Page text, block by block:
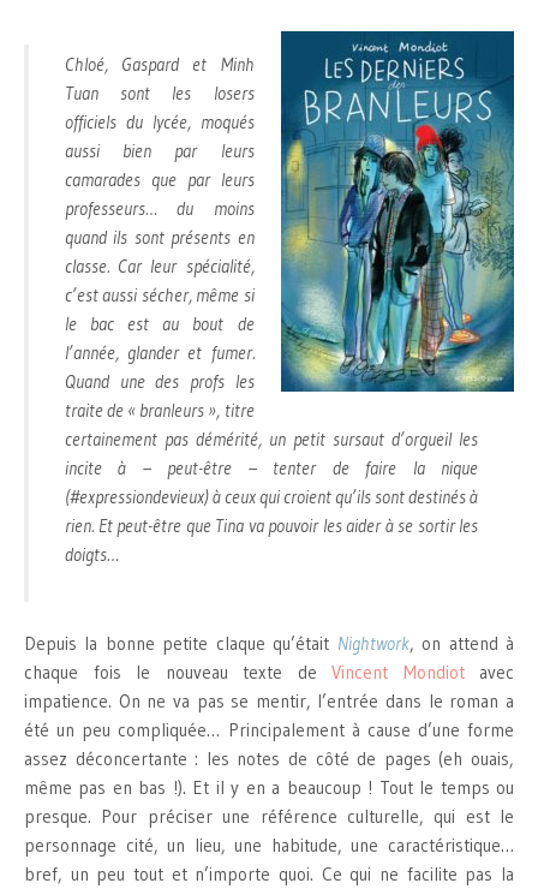
Chloé, Gaspard et Minh
Tuan sont les losers
officiels du lycée, moqués
aussi bien par leurs
camarades que par leurs
professeurs… du moins
quand ils sont présents en
classe. Car leur spécialité,
c’est aussi sécher, même si
le bac est au bout de
l’année, glander et fumer.
Quand une des profs les
traite de « branleurs », titre
certainement pas démérité, un petit sursaut d’orgueil les
incite à – peut-être – tenter de faire la nique
(#expressiondevieux) à ceux qui croient qu’ils sont destinés à
rien. Et peut-être que Tina va pouvoir les aider à se sortir les
doigts…
Depuis la bonne petite claque qu’était Nightwork, on attend à
chaque fois le nouveau texte de Vincent Mondiotavec
impatience. On ne va pas se mentir, l’entrée dans le roman a
été un peu compliquée… Principalement à cause d’une forme
assez déconcertante : les notes de côté de pages (eh ouais,
même pas en bas !). Et il y en a beaucoup ! Tout le temps ou
presque. Pour préciser une référence culturelle, qui est le
personnage cité, un lieu, une habitude, une caractéristique…
bref, un peu tout et n’importe quoi. Ce qui ne facilite pas la